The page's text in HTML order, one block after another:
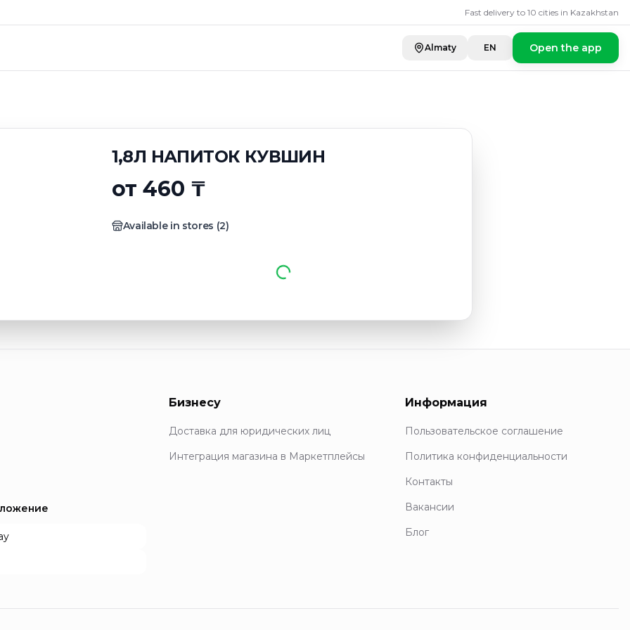
Fast delivery to 10 cities in Kazakhstan
Almaty EN Open the app
1,8Л НАПИТОК КУВШИН
от 460 ₸
Available in stores (2)
КУВШИН
Бизнесу
Доставка для юридических лиц
Интеграция магазина в Маркетплейсы
Информация
Пользовательское соглашение
Политика конфиденциальности
Контакты
Вакансии
Блог